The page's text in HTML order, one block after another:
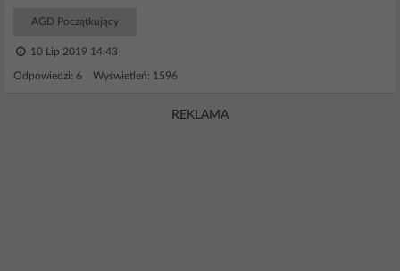
AGD Początkujący
10 Lip 2019 14:43
Odpowiedzi: 6 Wyświetleń: 1596
REKLAMA